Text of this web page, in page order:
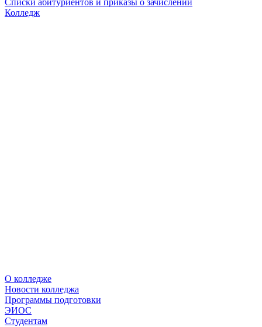
Списки абитуриентов и приказы о зачислении
Колледж
О колледже
Новости колледжа
Программы подготовки
ЭИОС
Студентам